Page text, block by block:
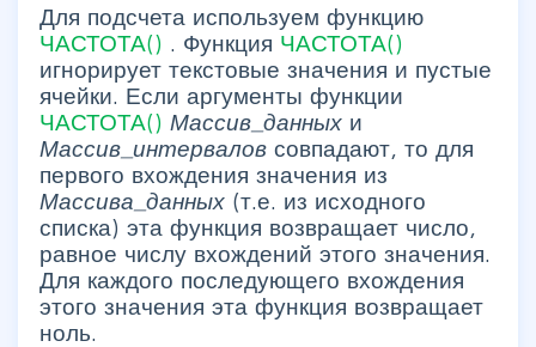
Для подсчета используем функцию
ЧАСТОТА()
. Функция ЧАСТОТА()
игнорирует текстовые значения и пустые
ячейки. Если аргументы функции
ЧАСТОТА() Массив_данных и
Массив_интервалов совпадают, то для
первого вхождения значения из
Массива_данных (т.е. из исходного
списка) эта функция возвращает число,
равное числу вхождений этого значения.
Для каждого последующего вхождения
этого значения эта функция возвращает
ноль.